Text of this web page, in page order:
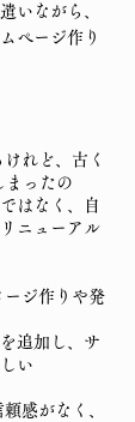
いながら、
ぺージ作り
れど、古く
まったの
はなく、自
ニューアル
ージ作りや発
追加し、サ
い
感がなく、